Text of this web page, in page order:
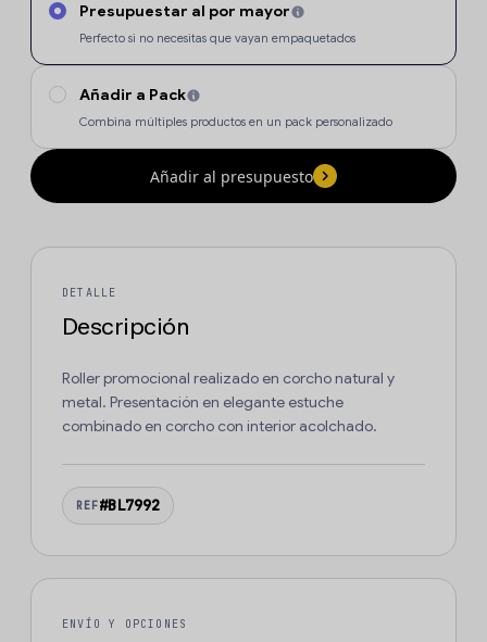
Presupuestar al por mayor
Perfecto si no necesitas que vayan empaquetados
Añadir a Pack
Combina múltiples productos en un pack personalizado
Añadir al presupuesto
DETALLE
Descripción
Roller promocional realizado en corcho natural y
metal. Presentación en elegante estuche
combinado en corcho con interior acolchado.
REF#BL7992
ENVÍO Y OPCIONES